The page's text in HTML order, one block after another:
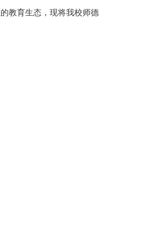
教育生态，现将我校师德